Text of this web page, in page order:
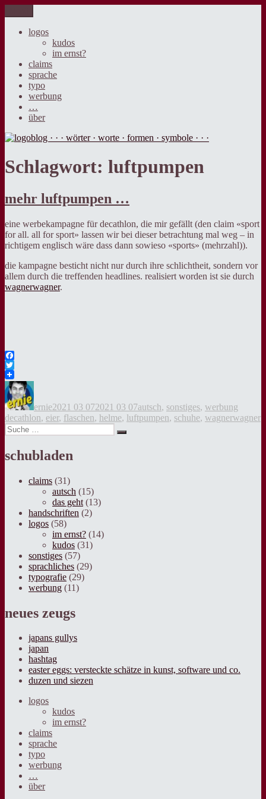
Inhalt
springen
logoblog · · · wörter · worte · formen · symbole · · ·
der blog über sprache, design und werbung.
logos
kudos
im ernst?
claims
sprache
typo
werbung
…
über
Schlagwort: luftpumpen
mehr luftpumpen …
eine werbekampagne für decathlon, die mir gefällt (den claim «sport
for all. all for sport» lassen wir bei dieser betrachtung mal weg – in
richtigem englisch wäre dass dann sowieso «sports» (mehrzahl)).
die kampagne besticht nicht nur durch ihre schlichtheit, sondern vor
allem durch die treffenden headlines. realisiert worden ist sie durch
wagnerwagner.
Facebook
Twitter
ernie2021 03 072021 03 07autsch, sonstiges, werbung
decathlon, eier, flaschen, helme, luftpumpen, schuhe, wagnerwagner
Suche
nach:
Suche
schubladen
claims (31)
autsch (15)
das geht (13)
handschriften (2)
logos (58)
im ernst? (14)
kudos (31)
sonstiges (57)
sprachliches (29)
typografie (29)
werbung (11)
neues zeugs
japans gullys
japan
hashtag
easter eggs: versteckte schätze in kunst, software und co.
duzen und siezen
logos
kudos
im ernst?
claims
sprache
typo
werbung
…
über